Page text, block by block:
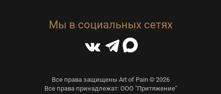
Мы в социальных сетях
Все права защищены Art of Pain © 2026
Все права принадлежат: ООО "Притяжение"